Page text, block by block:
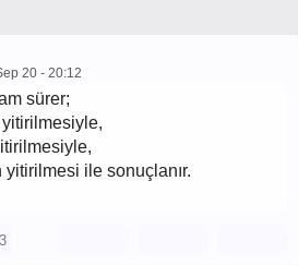
20 - 20:12
sürer;
yitirilmesiyle,
yitirilmesi ile sonuçlanır.